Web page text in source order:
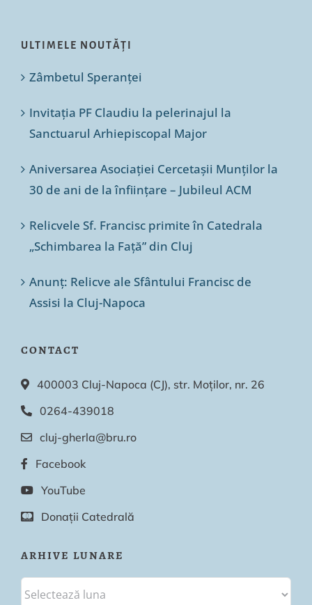
ULTIMELE NOUTĂȚI
Zâmbetul Speranței
Invitația PF Claudiu la pelerinajul la
Sanctuarul Arhiepiscopal Major
Aniversarea Asociației Cercetașii Munților la
30 de ani de la înființare – Jubileul ACM
Relicvele Sf. Francisc primite în Catedrala
„Schimbarea la Față” din Cluj
Anunț: Relicve ale Sfântului Francisc de
Assisi la Cluj-Napoca
CONTACT
400003 Cluj-Napoca (CJ), str. Moților, nr. 26
0264-439018
cluj-gherla@bru.ro
Facebook
YouTube
Donații Catedrală
ARHIVE LUNARE